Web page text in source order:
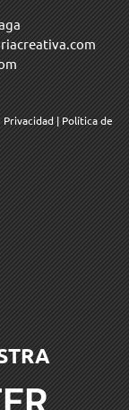
| Política de